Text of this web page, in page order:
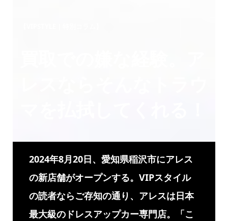
2024年8月20日、愛知県稲沢市にアレス
の新店舗がオープンする。VIPスタイル
の読者ならご存知の通り、アレスは日本
最大級のドレスアップカー専門店。「こ